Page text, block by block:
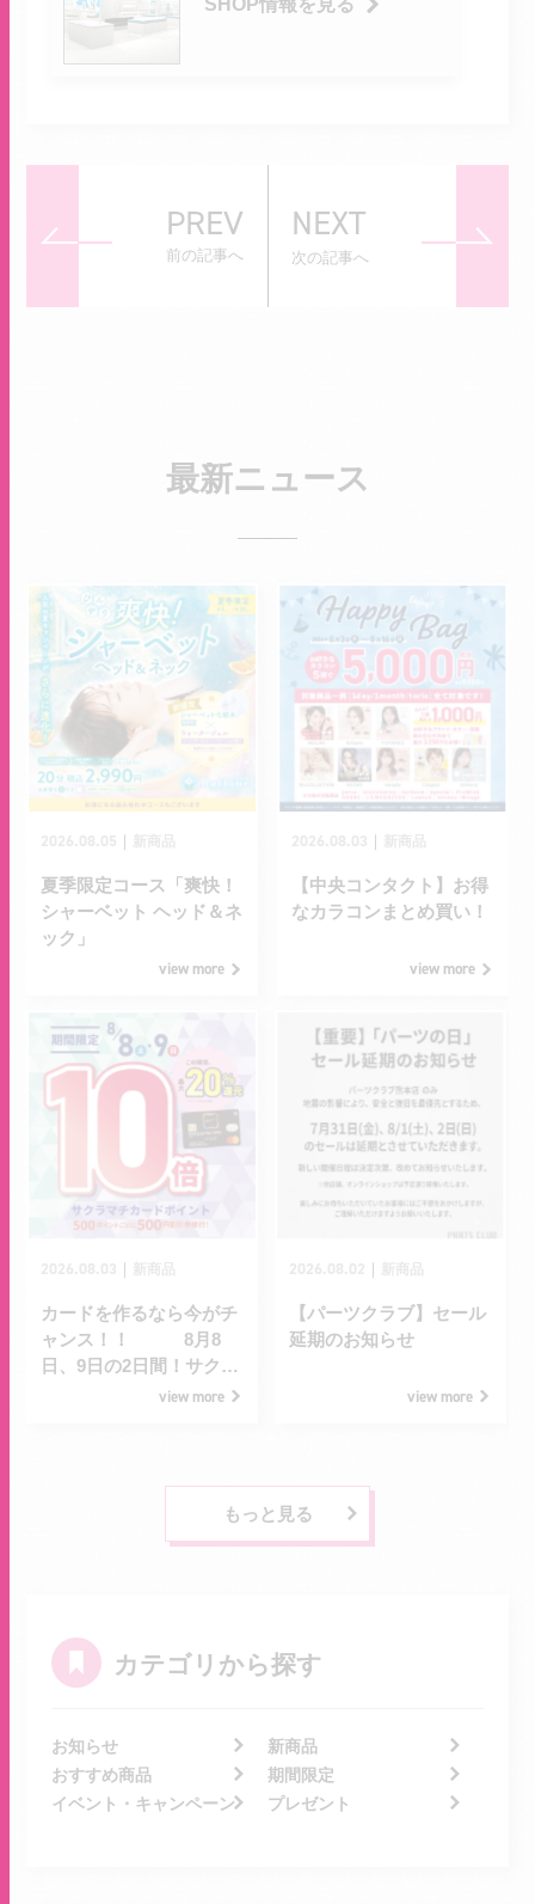
PREV
前の記事へ
NEXT
次の記事へ
最新ニュース
夏季限定コース「爽快！
シャーベット ヘッド＆ネ
ック」
view more
【中央コンタクト】お得
なカラコンまとめ買い！
view more
｜
カードを作るなら今がチ
ャンス！！ 8月8
日、9日の2日間！サクラ
マチカードポイント10倍
view more
｜
【パーツクラブ】セール
延期のお知らせ
view more
もっと見る
カテゴリから探す
お知らせ
新商品
おすすめ商品
期間限定
イベント・キャンペーン
プレゼント